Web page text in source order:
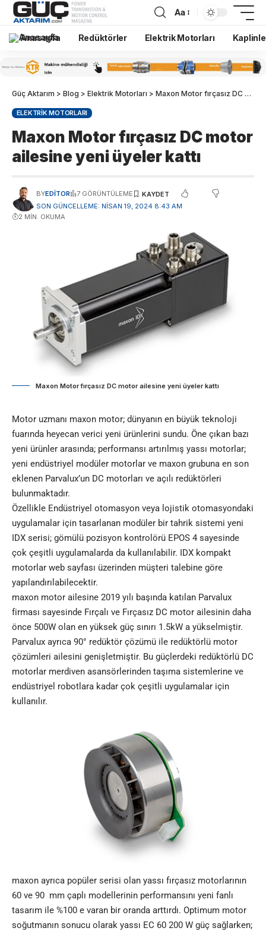
Aa
Anasayfa Redüktörler Elektrik Motorları
Güç Aktarım > Blog > Elektrik Motorları > Maxon Motor fırçasız DC motor ailesine yeni üyeler kattı
ELEKTRIK MOTORLARI
Maxon Motor fırçasız DC motor
ailesine yeni üyeler kattı
SON GÜNCELLEME: NISAN 19, 2024 8:43 AM
BYEDITOR 7 GÖRÜNTÜLEME
2 MIN. OKUMA
Maxon Motor fırçasız DC motor ailesine yeni üyeler kattı
Motor uzmanı maxon motor; dünyanın en büyük teknoloji
fuarında heyecan verici yeni ürünlerini sundu. Öne çıkan bazı
yeni ürünler arasında; performansı artırılmış yassı motorlar;
yeni endüstriyel modüler motorlar ve maxon grubuna en son
eklenen Parvalux’un DC motorları ve açılı redüktörleri
bulunmaktadır.
Özellikle Endüstriyel otomasyon veya lojistik otomasyondaki
uygulamalar için tasarlanan modüler bir tahrik sistemi yeni
IDX serisi; gömülü pozisyon kontrolörü EPOS 4 sayesinde
çok çeşitli uygulamalarda da kullanılabilir. IDX kompakt
motorlar web sayfası üzerinden müşteri talebine göre
yapılandırılabilecektir.
maxon motor ailesine 2019 yılı başında katılan Parvalux
firması sayesinde Fırçalı ve Fırçasız DC motor ailesinin daha
önce 500W olan en yüksek güç sınırı 1.5kW a yükselmiştir.
Parvalux ayrıca 90° redüktör çözümü ile redüktörlü motor
çözümleri ailesini genişletmiştir. Bu güçlerdeki redüktörlü DC
motorlar merdiven asansörlerinden taşıma sistemlerine ve
endüstriyel robotlara kadar çok çeşitli uygulamalar için
kullanılır.
maxon ayrıca popüler serisi olan yassı fırçasız motorlarının
60 ve 90 mm çaplı modellerinin performansını yeni fanlı
tasarım ile %100 e varan bir oranda arttırdı. Optimum motor
soğutmanın sonucu olarak yassı EC 60 200 W güç sağlarken;